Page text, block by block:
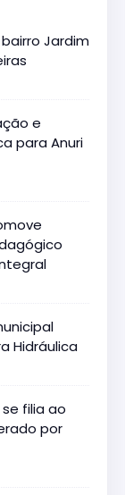
Jardim
e
para Anuri
Hidráulica
filia ao
por